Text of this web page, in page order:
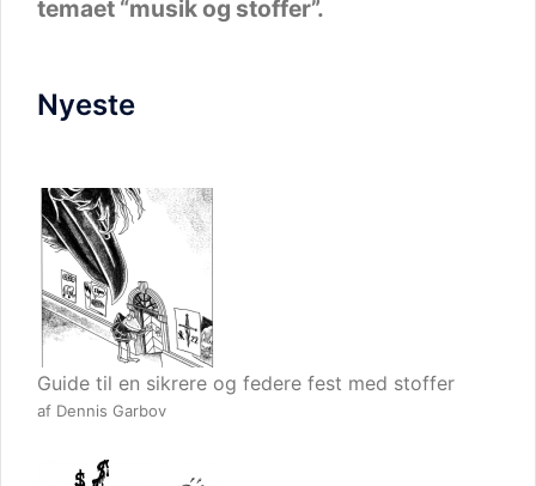
Nyeste
Guide til en sikrere og federe fest med stoffer
af Dennis Garbov